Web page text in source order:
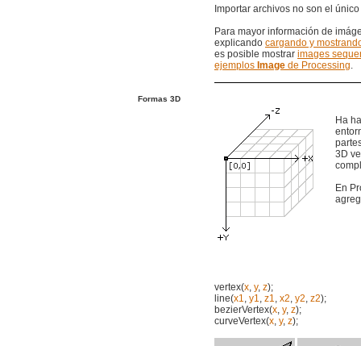
Importar archivos no son el
Para mayor información de
explicando cargando y
es posible mostrar images
ejemplos Image de Processing.
Formas 3D
Ha
3D
En
vertex(x, y, z);
line(x1, y1, z1, x2, y2, z2);
bezierVertex(x, y, z);
curveVertex(x, y, z);